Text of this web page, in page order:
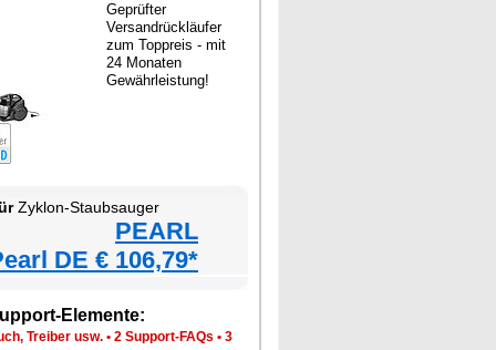
Geprüfter
Versandrückläufer
zum Toppreis - mit
24 Monaten
Gewährleistung!
Zyklon-Staubsauger
PEARL
DE € 106,79*
Elemente:
Treiber usw. • 2 Support-FAQs • 3